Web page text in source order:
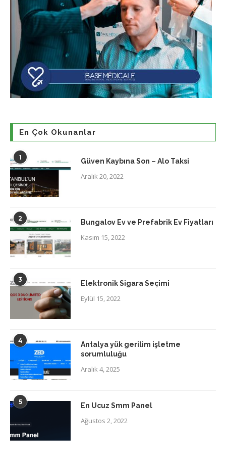
En Çok Okunanlar
1 Güven Kaybına Son – Alo Taksi
Aralık 20, 2022
2 Bungalov Ev ve Prefabrik Ev Fiyatları
Kasım 15, 2022
3 Elektronik Sigara Seçimi
Eylül 15, 2022
4
Antalya yük gerilim işletme
sorumluluğu
Aralık 4, 2025
5 En Ucuz Smm Panel
Ağustos 2, 2022